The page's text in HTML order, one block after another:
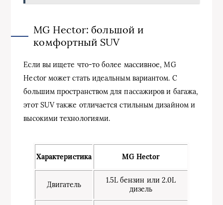
MG Hector: большой и
комфортный SUV
Если вы ищете что-то более массивное, MG
Hector может стать идеальным вариантом. С
большим пространством для пассажиров и багажа,
этот SUV также отличается стильным дизайном и
высокими технологиями.
Характеристика MG Hector
Двигатель
1.5L бензин или 2.0L
дизель